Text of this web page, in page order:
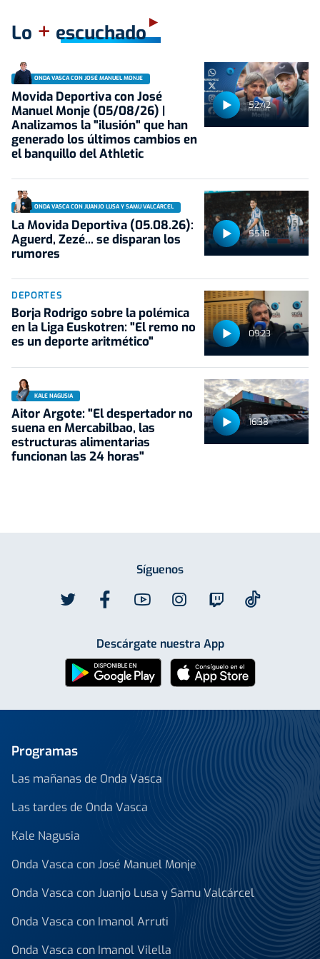
Lo + escuchado
52:42
ONDA VASCA CON JOSÉ MANUEL MONJE
Movida Deportiva con José
Manuel Monje (05/08/26) |
Analizamos la "ilusión" que han
generado los últimos cambios en
el banquillo del Athletic
55:18
ONDA VASCA CON JUANJO LUSA Y SAMU VALCÁRCEL
La Movida Deportiva (05.08.26):
Aguerd, Zezé... se disparan los
rumores
09:23
DEPORTES
Borja Rodrigo sobre la polémica
en la Liga Euskotren: "El remo no
es un deporte aritmético"
16:38
KALE NAGUSIA
Aitor Argote: "El despertador no
suena en Mercabilbao, las
estructuras alimentarias
funcionan las 24 horas"
Síguenos
Descárgate nuestra App
Programas
Las mañanas de Onda Vasca
Las tardes de Onda Vasca
Kale Nagusia
Onda Vasca con José Manuel Monje
Onda Vasca con Juanjo Lusa y Samu Valcárcel
Onda Vasca con Imanol Arruti
Onda Vasca con Imanol Vilella